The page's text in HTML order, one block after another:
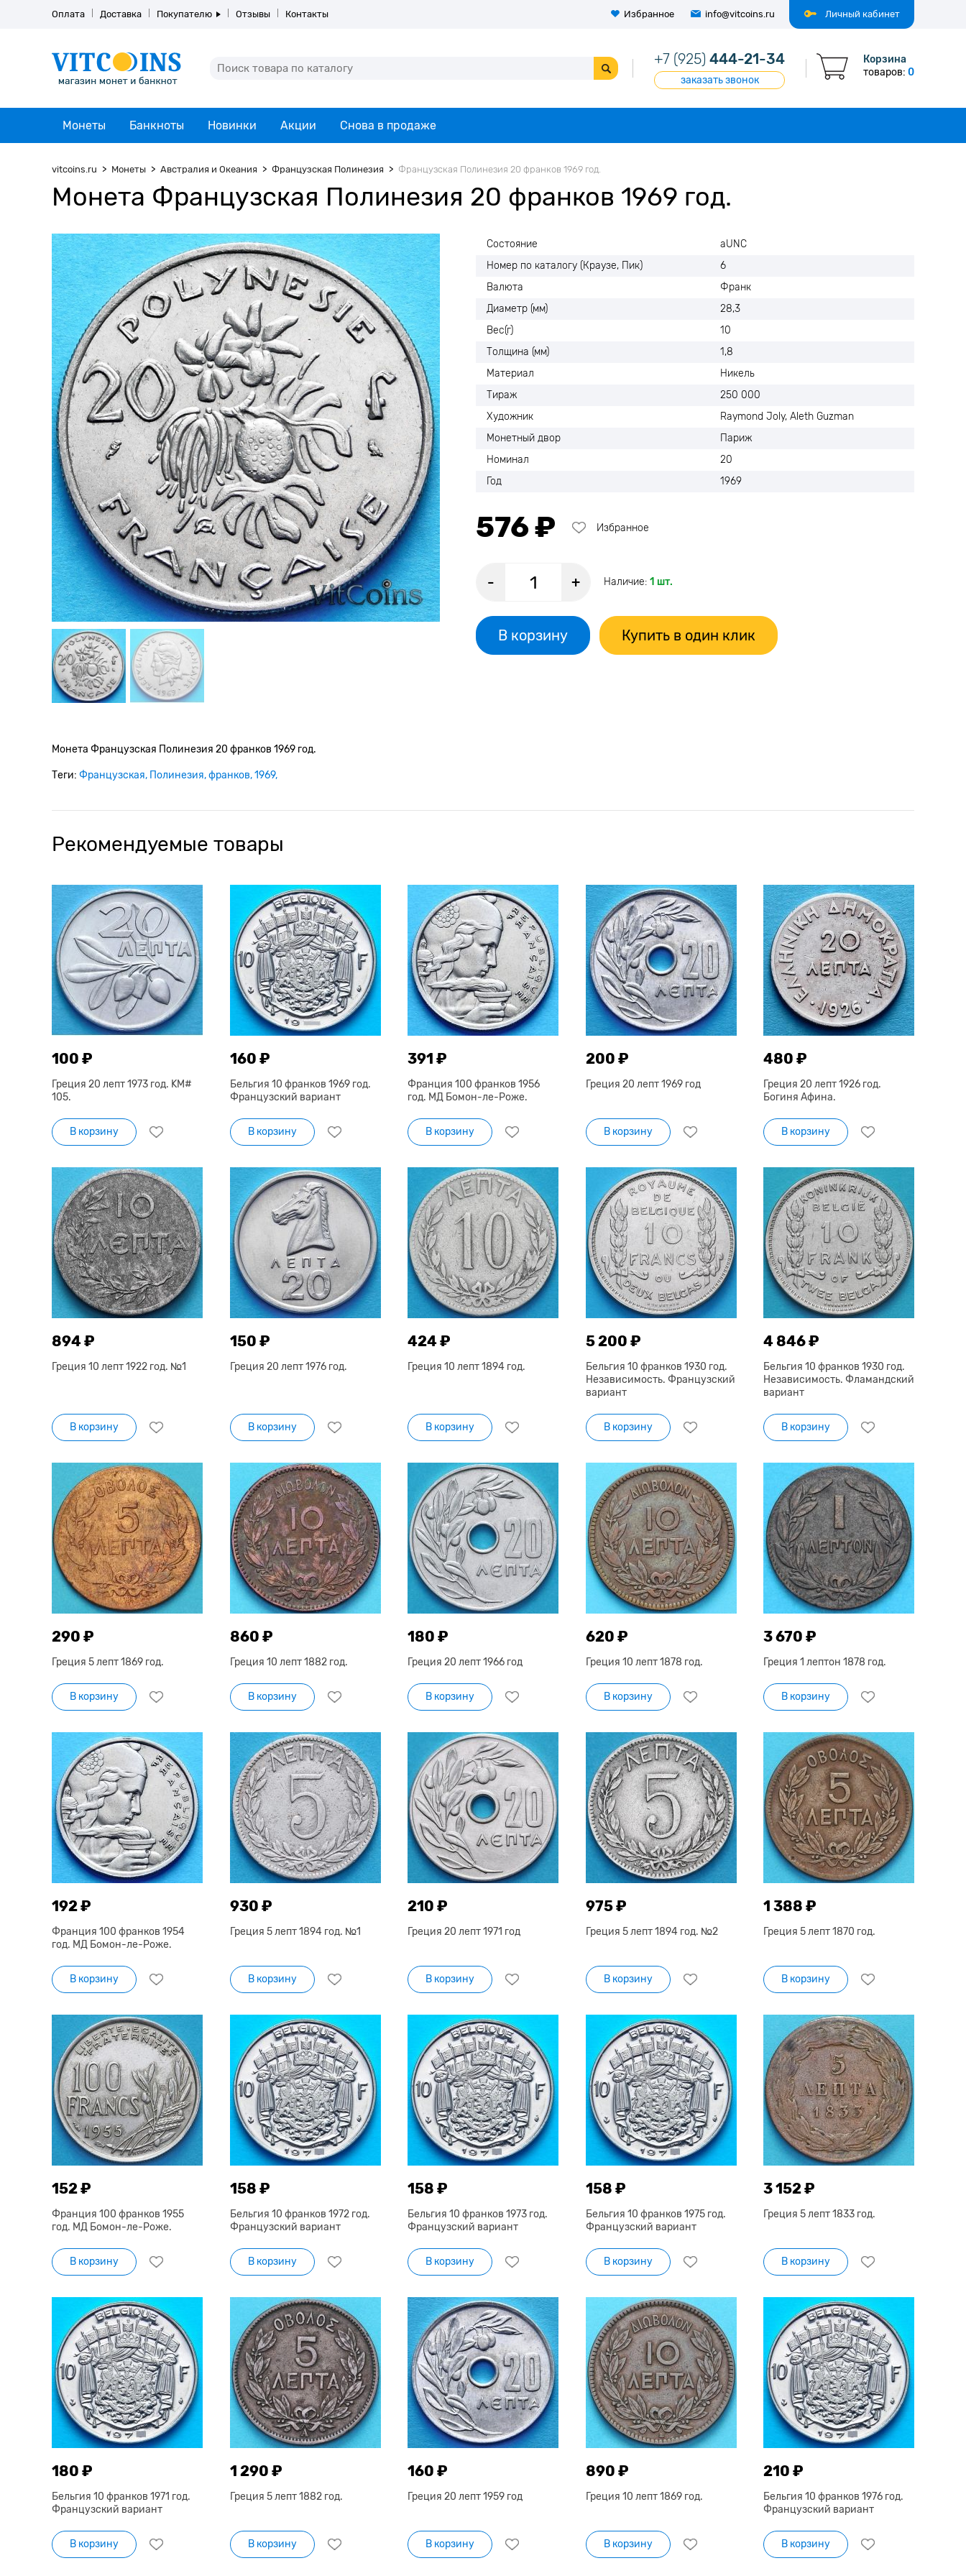
Личный кабинет
Оплата Доставка Покупателю Отзывы Контакты Избранное info@vitcoins.ru
+7 (925) 444-21-34
заказать звонок
Корзина
товаров: 0
Монеты Банкноты Новинки Акции Снова в продаже
vitcoins.ru Монеты Австралия и Океания Французская Полинезия Французская Полинезия 20 франков 1969 год.
Монета Французская Полинезия 20 франков 1969 год.
Состояние
aUNC
Номер по каталогу (Краузе, Пик)
6
Валюта
Франк
Диаметр (мм)
28,3
Вес(г)
10
Толщина (мм)
1,8
Материал
Никель
Тираж
250 000
Художник
Raymond Joly, Aleth Guzman
Монетный двор
Париж
Номинал
20
Год
1969
576 ₽ Избранное
- + Наличие: 1 шт.
В корзину Купить в один клик
Монета Французская Полинезия 20 франков 1969 год.
Теги: Французская Полинезия франков 1969
Рекомендуемые товары
100 ₽
Греция 20 лепт 1973 год. KM#
105.
В корзину
160 ₽
Бельгия 10 франков 1969 год.
Французский вариант
В корзину
391 ₽
Франция 100 франков 1956
год. МД Бомон-ле-Роже.
В корзину
200 ₽
Греция 20 лепт 1969 год
В корзину
480 ₽
Греция 20 лепт 1926 год.
Богиня Афина.
В корзину
894 ₽
Греция 10 лепт 1922 год. №1
В корзину
150 ₽
Греция 20 лепт 1976 год.
В корзину
424 ₽
Греция 10 лепт 1894 год.
В корзину
5 200 ₽
Бельгия 10 франков 1930 год.
Независимость. Французский
вариант
В корзину
4 846 ₽
Бельгия 10 франков 1930 год.
Независимость. Фламандский
вариант
В корзину
290 ₽
Греция 5 лепт 1869 год.
В корзину
860 ₽
Греция 10 лепт 1882 год.
В корзину
180 ₽
Греция 20 лепт 1966 год
В корзину
620 ₽
Греция 10 лепт 1878 год.
В корзину
3 670 ₽
Греция 1 лептон 1878 год.
В корзину
192 ₽
Франция 100 франков 1954
год. МД Бомон-ле-Роже.
В корзину
930 ₽
Греция 5 лепт 1894 год. №1
В корзину
210 ₽
Греция 20 лепт 1971 год
В корзину
975 ₽
Греция 5 лепт 1894 год. №2
В корзину
1 388 ₽
Греция 5 лепт 1870 год.
В корзину
152 ₽
Франция 100 франков 1955
год. МД Бомон-ле-Роже.
В корзину
158 ₽
Бельгия 10 франков 1972 год.
Французский вариант
В корзину
158 ₽
Бельгия 10 франков 1973 год.
Французский вариант
В корзину
158 ₽
Бельгия 10 франков 1975 год.
Французский вариант
В корзину
3 152 ₽
Греция 5 лепт 1833 год.
В корзину
180 ₽
Бельгия 10 франков 1971 год.
Французский вариант
В корзину
1 290 ₽
Греция 5 лепт 1882 год.
В корзину
160 ₽
Греция 20 лепт 1959 год
В корзину
890 ₽
Греция 10 лепт 1869 год.
В корзину
210 ₽
Бельгия 10 франков 1976 год.
Французский вариант
В корзину